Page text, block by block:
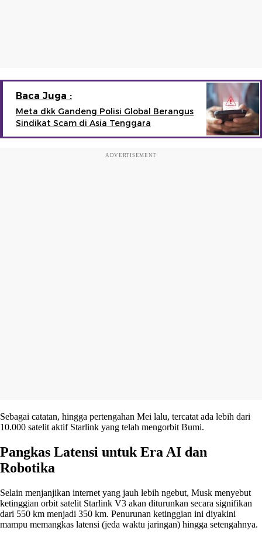
Baca Juga :
Meta dkk Gandeng Polisi Global Berangus
Sindikat Scam di Asia Tenggara
ADVERTISEMENT
Sebagai catatan, hingga pertengahan Mei lalu, tercatat ada lebih dari
10.000 satelit aktif Starlink yang telah mengorbit Bumi.
Pangkas Latensi untuk Era AI dan
Robotika
Selain menjanjikan internet yang jauh lebih ngebut, Musk menyebut
ketinggian orbit satelit Starlink V3 akan diturunkan secara signifikan
dari 550 km menjadi 350 km. Penurunan ketinggian ini diyakini
mampu memangkas latensi (jeda waktu jaringan) hingga setengahnya.